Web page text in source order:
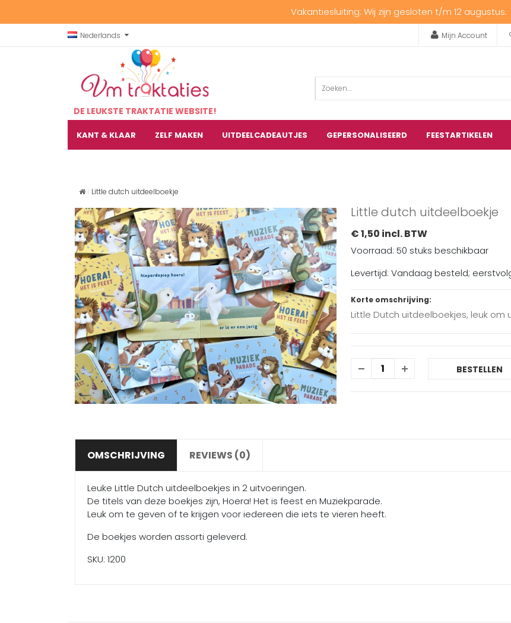
Vakantiesluiting: Wij zijn gesloten t/m 12 augustus.
Nederlands Mijn Account
DE LEUKSTE TRAKTATIE WEBSITE!
KANT & KLAAR ZELF MAKEN UITDEELCADEAUTJES GEPERSONALISEERD FEESTARTIKELEN
Little dutch uitdeelboekje
Little dutch uitdeelboekje
€ 1,50 incl. BTW
Voorraad: 50 stuks beschikbaar
Levertijd: Vandaag besteld;
Korte omschrijving:
Little Dutch uitdeelboekjes, leuk om
BESTELLEN
OMSCHRIJVING REVIEWS (0)
Leuke Little Dutch uitdeelboekjes in 2 uitvoeringen.
De titels van deze boekjes zijn, Hoera! Het is feest en Muziekparade.
Leuk om te geven of te krijgen voor iedereen die iets te vieren heeft.
De boekjes worden assorti geleverd.
SKU: 1200